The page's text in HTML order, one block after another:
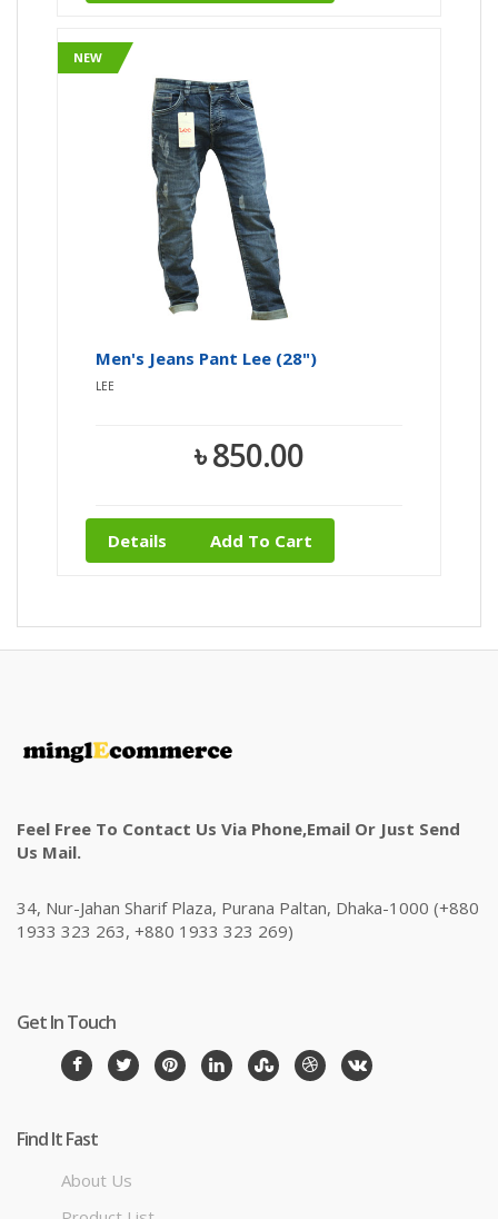
NEW
Men's Jeans Pant Lee (28")
LEE
৳ 850.00
Details Add To Cart
Feel Free To Contact Us Via Phone,email Or Just Send
Us Mail.
34, Nur-Jahan Sharif Plaza, Purana Paltan, Dhaka-1000 (+880
1933 323 263, +880 1933 323 269)
Get In Touch
Find It Fast
About Us